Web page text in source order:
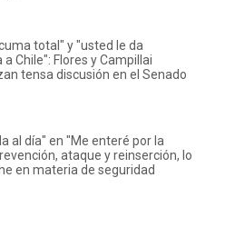
total" y "usted le da
Chile": Flores y Campillai
tensa discusión en el Senado
al día" en "Me enteré por la
ataque y reinserción, lo
en materia de seguridad